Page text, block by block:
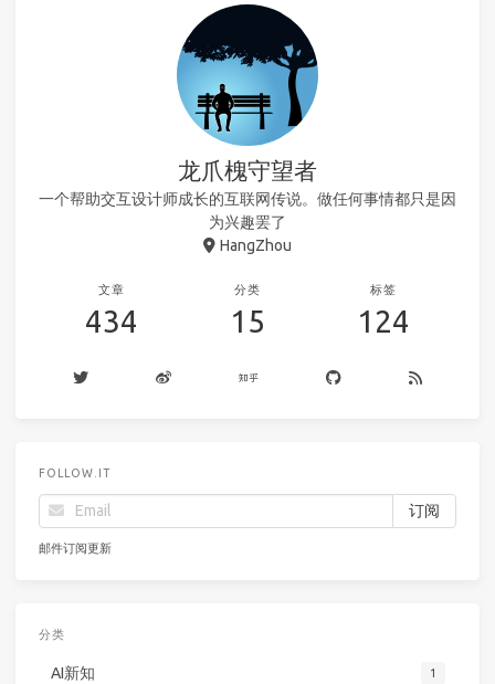
龙爪槐守望者
一个帮助交互设计师成长的互联网传说。做任何事情都只是因
为兴趣罢了
HangZhou
文章
434
分类
15
标签
124
FOLLOW.IT
邮件订阅更新
分类
AI新知 1